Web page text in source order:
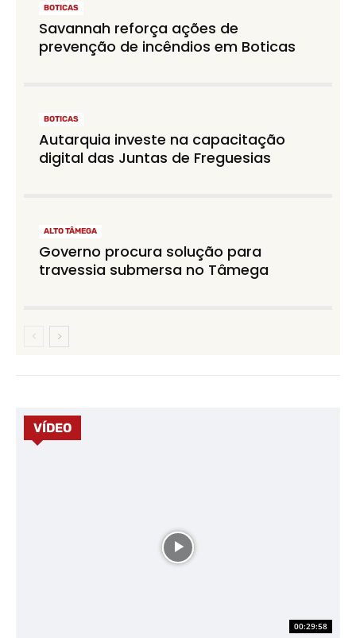
BOTICAS
Savannah reforça ações de
prevenção de incêndios em Boticas
BOTICAS
Autarquia investe na capacitação
digital das Juntas de Freguesias
ALTO TÂMEGA
Governo procura solução para
travessia submersa no Tâmega
VÍDEO
00:29:58